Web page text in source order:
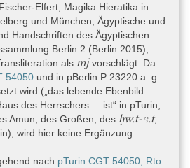
Elfert, Magika Hieratika in
und München, Ägyptische und
Handschriften des Ägyptischen
Berlin 2 (Berlin 2015),
als mjvorschlägt. Da
54050 und in pBerlin P 23220 a–g
wird („das lebende Ebenbild
des Herrschers ... ist“ in pTurin,
Amun, des Großen, des ḥw.t-ꜥꜣ.t,
wird hier keine Ergänzung
nach pTurin CGT 54050, Rto.